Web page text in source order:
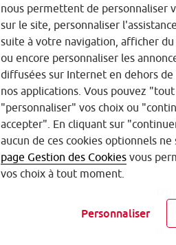
nous permettent de personnaliser
sur le site, personnaliser
suite à votre navigation, afficher du
ou encore personnaliser les
diffusées sur Internet en dehors
nos applications. Vous pouvez "tout
"personnaliser" vos choix ou
accepter". En cliquant sur
aucun de ces cookies optionnels ne
page Gestion des Cookies vous
vos choix à tout moment.
Personnaliser